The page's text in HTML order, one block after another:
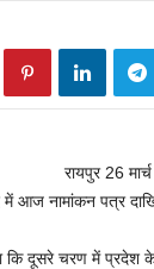
रायपुर 26
आज नामांकन पत्र
कि दूसरे चरण में प्रदेश